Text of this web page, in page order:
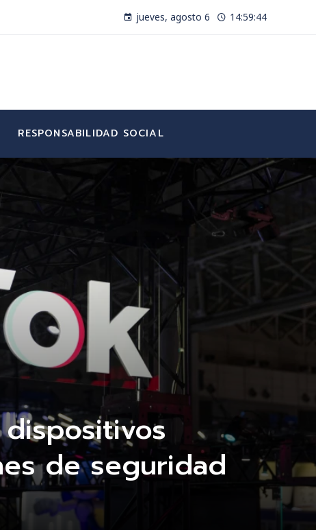
jueves, agosto 6 14:59:45
RESPONSABILIDAD SOCIAL
de seguridad